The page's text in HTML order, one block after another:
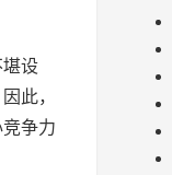
设
此，
争力